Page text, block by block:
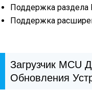
Поддержка раздела
Поддержка
Загрузчик MCU
Обновления